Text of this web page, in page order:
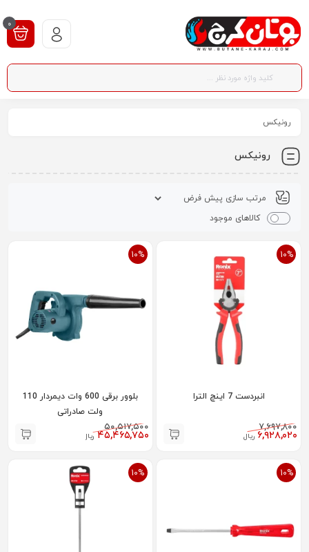
0
رونیکس
رونیکس
کالاهای موجود
10%
انبردست 7 اینچ الترا
۷,۶۹۷,۸۰۰
۶,۹۲۸,۰۲۰ ریال
10%
بلوور برقی 600 وات دیمردار 110
ولت صادراتی
۵۰,۵۱۷,۵۰۰
۴۵,۴۶۵,۷۵۰ ریال
10%
10%